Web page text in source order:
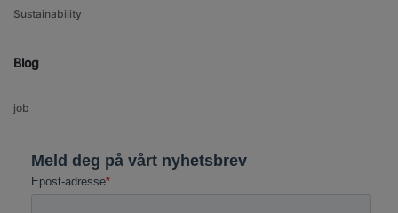
Sustainability
Blog
job